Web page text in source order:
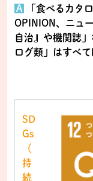
Ａ
「食べるカタ
OPINION、ニュ
自治』や機関誌
ログ類」はすべて
SD
Gs
（
持
続